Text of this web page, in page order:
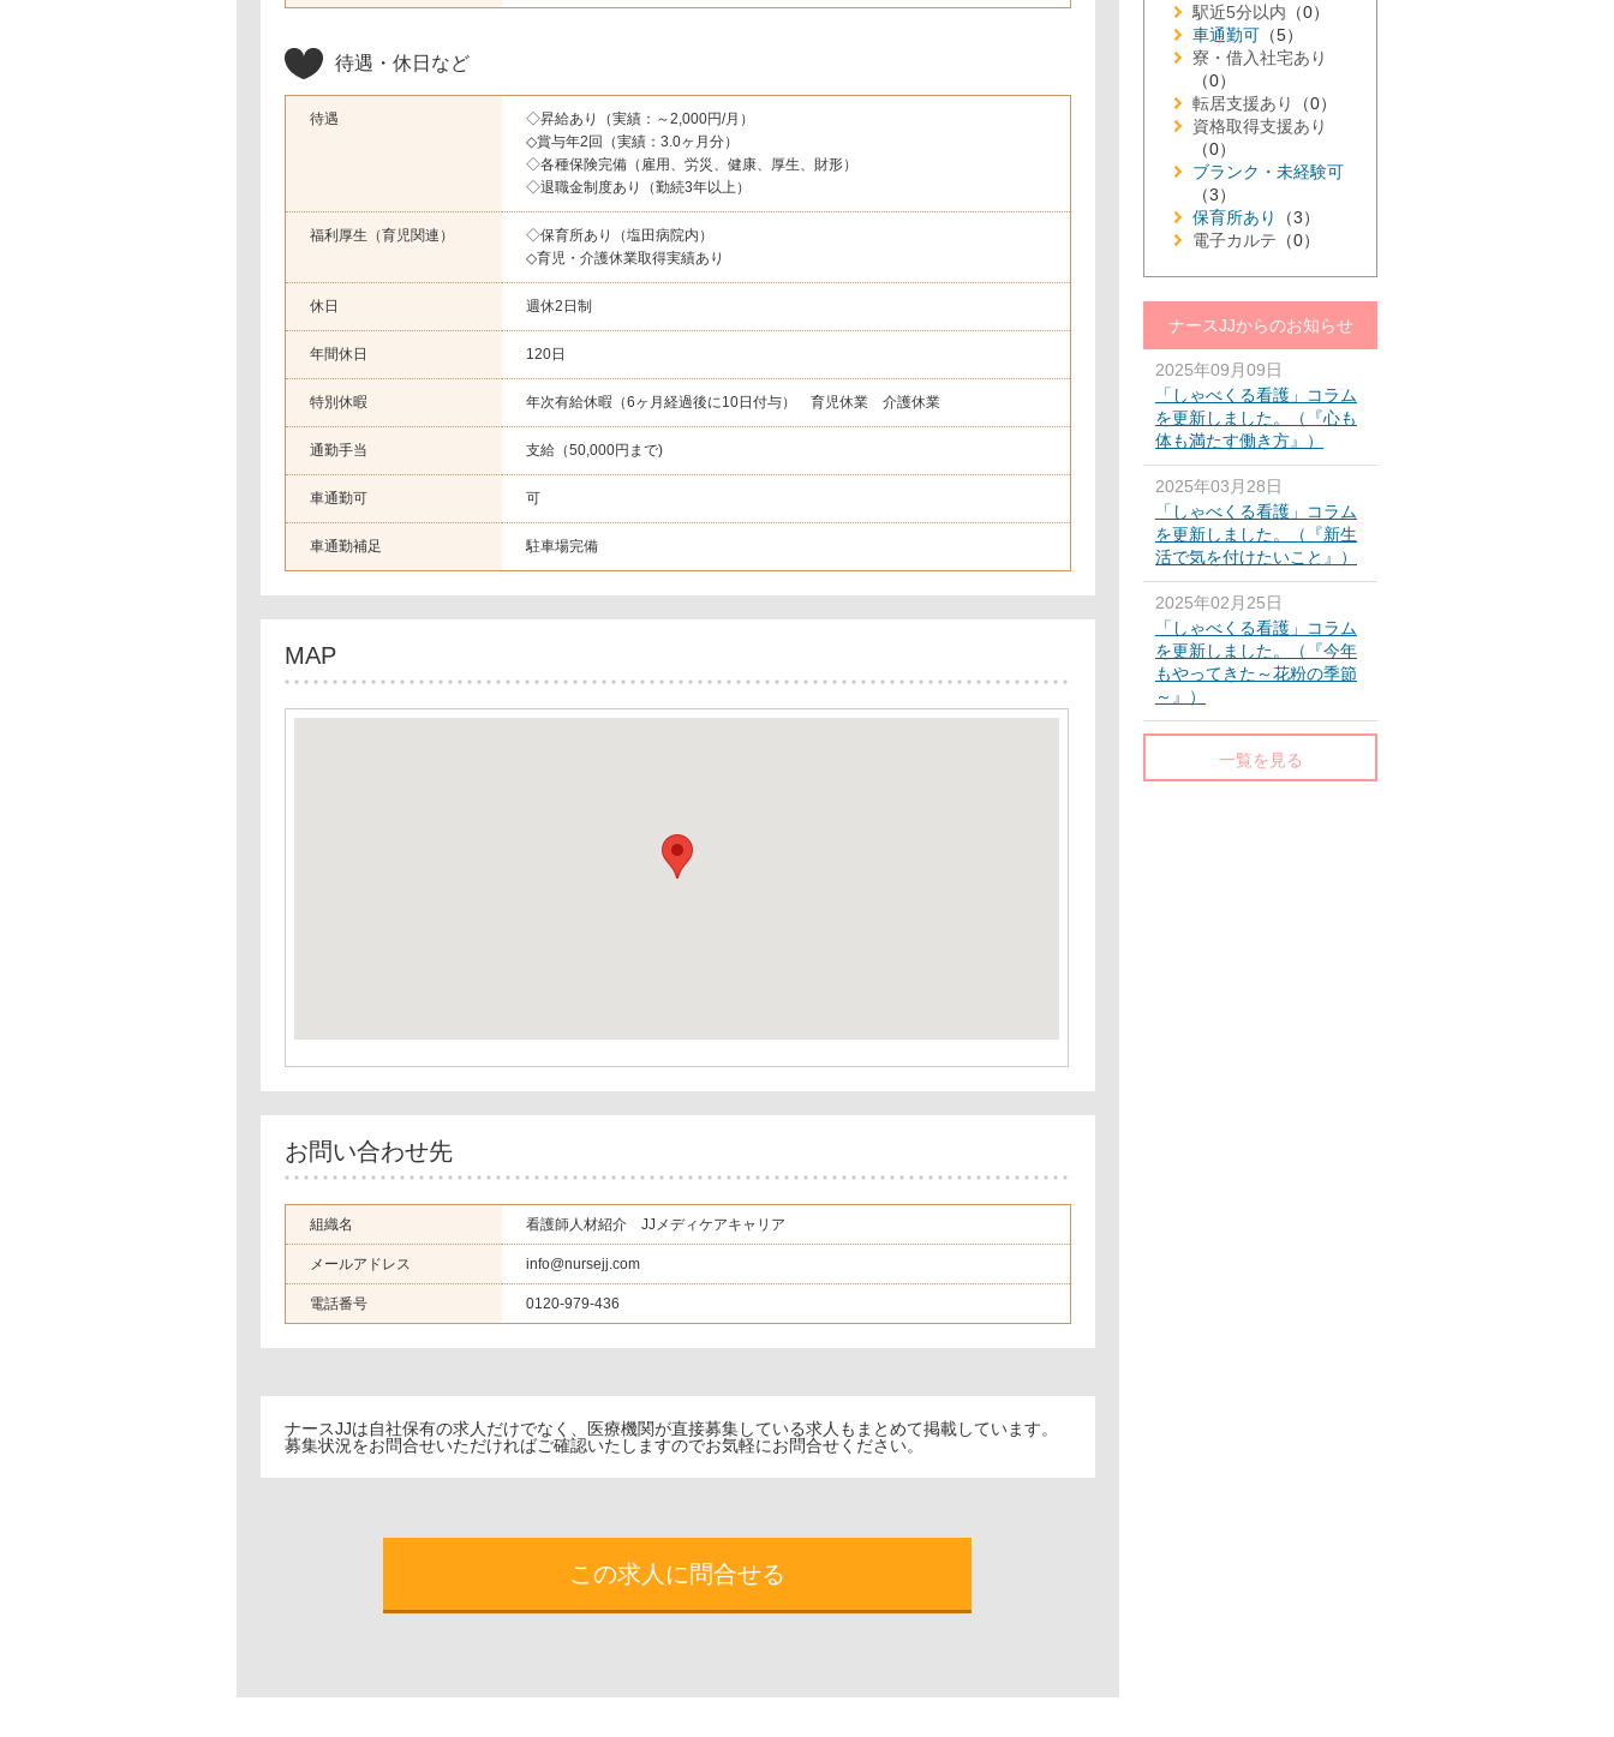
駅近5分以内 （0）
車通勤可 （5）
寮・借入社宅あり
（0）
転居支援あり
（0）
資格取得支援あり
（0）
ブランク・未経験可
（3）
保育所あり
（3）
電子カルテ （0）
ナースJJからのお知らせ
2025年09月09日
「しゃべくる看護」コラム
を更新しました。（『心も
体も満たす働き方』）
2025年03月28日
「しゃべくる看護」コラム
を更新しました。（『新生
活で気を付けたいこと』）
2025年02月25日
「しゃべくる看護」コラム
を更新しました。（『今年
もやってきた～花粉の季節
～』）
一覧を見る
待遇・休日など
待遇
◇昇給あり（実績：～2,000円/月）
◇賞与年2回（実績：3.0ヶ月分）
◇各種保険完備（雇用、労災、健康、厚生、財形）
◇退職金制度あり（勤続3年以上）
福利厚生（育児関連）
◇保育所あり（塩田病院内）
◇育児・介護休業取得実績あり
休日 週休2日制
年間休日 120日
特別休暇 年次有給休暇（6ヶ月経過後に10日付与） 育児休業 介護休業
通勤手当 支給（50,000円まで)
車通勤可 可
車通勤補足 駐車場完備
MAP
お問い合わせ先
組織名 看護師人材紹介 JJメディケアキャリア
メールアドレス info@nursejj.com
電話番号 0120-979-436
ナースJJは自社保有の求人だけでなく、医療機関が直接募集している求人もまとめて掲載しています。
募集状況をお問合せいただければご確認いたしますのでお気軽にお問合せください。
この求人に問合せる